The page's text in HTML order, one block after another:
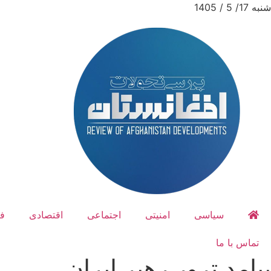
شنبه 17/ 5 / 1405
سیاسی امنیتی اجتماعی اقتصادی
تماس با ما